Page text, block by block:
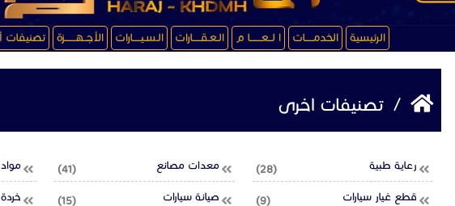
الرئيسية الخدمـــــات ا لــعـــــــا م الـعـقـــــارات الـسـيـــــارات الأجــهـــــــزة تصنيفات
/ تصنيفات اخرى
(28) رعاية طبية (41) معدات مصانع مواد
(9) قطع غيار سيارات (15) صيانة سيارات